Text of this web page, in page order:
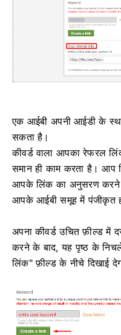
एक आईबी अपनी आईडी के
सकता है।
कीवर्ड वाला आपका रेफरल
समान ही काम करता है। आप
आपके लिंक का अनुसरण करने
आपके आईबी समूह में पंजीकृत
अपना कीवर्ड उचित फ़ील्ड में
करने के बाद, यह पृष्ठ के
लिंक" फ़ील्ड के नीचे दिखाई